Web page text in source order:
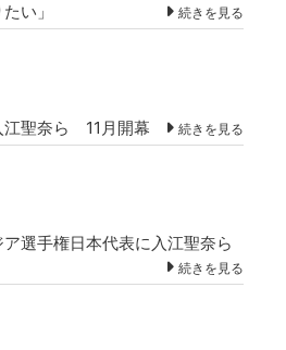
い」
続きを見る
江聖奈ら 11月開幕 続きを見る
選手権日本代表に入江聖奈ら
続きを見る